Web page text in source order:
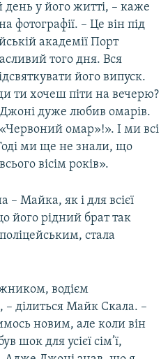
у його житті, – каже
фотографії. – Це він під
академії Порт
того дня. Вся
його випуск.
ти хочеш піти на вечерю?
дуже любив омарів.
омар»!». І ми всі
ми ще не знали, що
вісім років».
– Майка, як і для всієї
його рідний брат так
стала
водієм
ділиться Майк Скала. –
новим, але коли він
шок для усієї сім’ї,